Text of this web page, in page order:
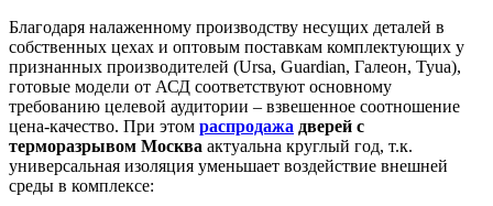
Благодаря налаженному производству несущих деталей в
собственных цехах и оптовым поставкам комплектующих у
признанных производителей (Ursa, Guardian, Галеон, Tyua),
готовые модели от АСД соответствуют основному
требованию целевой аудитории – взвешенное соотношение
цена-качество. При этом распродажа дверей с
терморазрывом Москва актуальна круглый год, т.к.
универсальная изоляция уменьшает воздействие внешней
среды в комплексе: